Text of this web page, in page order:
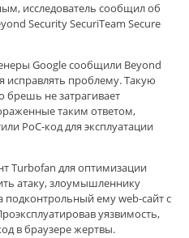
исследователь сообщил об
Security SecuriTeam Secure
Google сообщили Beyond
исправлять проблему. Такую
не затрагивает
таким ответом,
PoC-код для эксплуатации
Turbofan для оптимизации
атаку, злоумышленнику
ему web-сайт с
уязвимость,
в браузере жертвы.